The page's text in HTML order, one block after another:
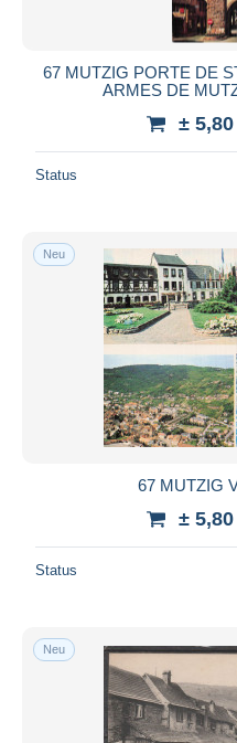
67 MUTZIG PORTE DE
ARMES DE
±
Status
Neu
67 MUTZIG
±
Status
Neu